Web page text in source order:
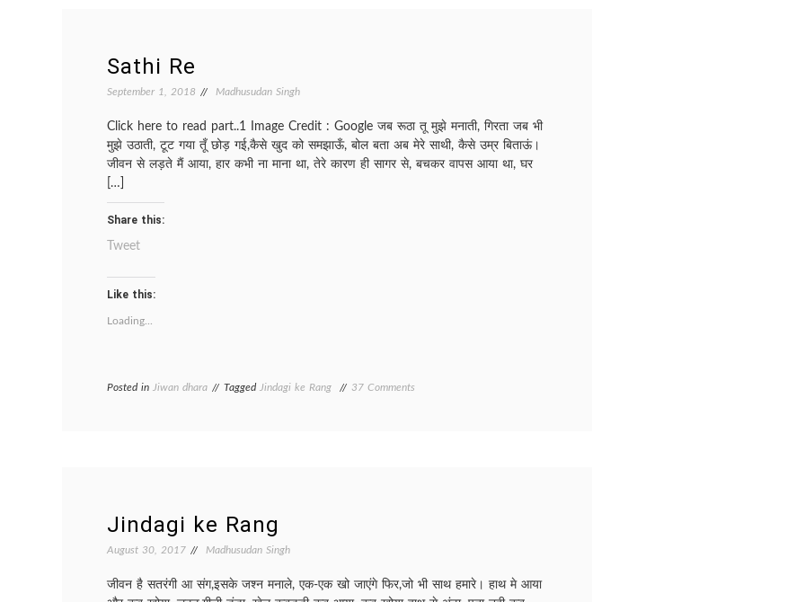
Sathi Re
September 1, 2018 Madhusudan Singh
Click here to read part..1 Image Credit : Google जब रूठा तू मुझे मनाती, गिरता जब भी
मुझे उठाती, टूट गया तूँ छोड़ गई,कैसे खुद को समझाऊँ, बोल बता अब मेरे साथी, कैसे उम्र बिताऊं।
जीवन से लड़ते मैं आया, हार कभी ना माना था, तेरे कारण ही सागर से, बचकर वापस आया था, घर
[…]
Share this:
Tweet
Like this:
Loading...
Posted in Jiwan dhara Tagged Jindagi ke Rang 37 Comments
Jindagi ke Rang
August 30, 2017 Madhusudan Singh
जीवन है सतरंगी आ संग,इसके जश्न मनाले, एक-एक खो जाएंगे फिर,जो भी साथ हमारे। हाथ मे आया